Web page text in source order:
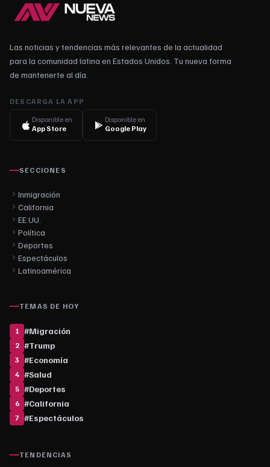
Las noticias y tendencias más relevantes de la actualidad
para la comunidad latina en Estados Unidos. Tu nueva forma
de mantenerte al día.
DESCARGA LA APP
Disponible en
App Store
Disponible en
Google Play
SECCIONES
Inmigración
California
EE.UU.
Política
Deportes
Espectáculos
Latinoamérica
TEMAS DE HOY
1 #Migración
2 #Trump
3 #Economía
4 #Salud
5 #Deportes
6 #California
7 #Espectáculos
TENDENCIAS